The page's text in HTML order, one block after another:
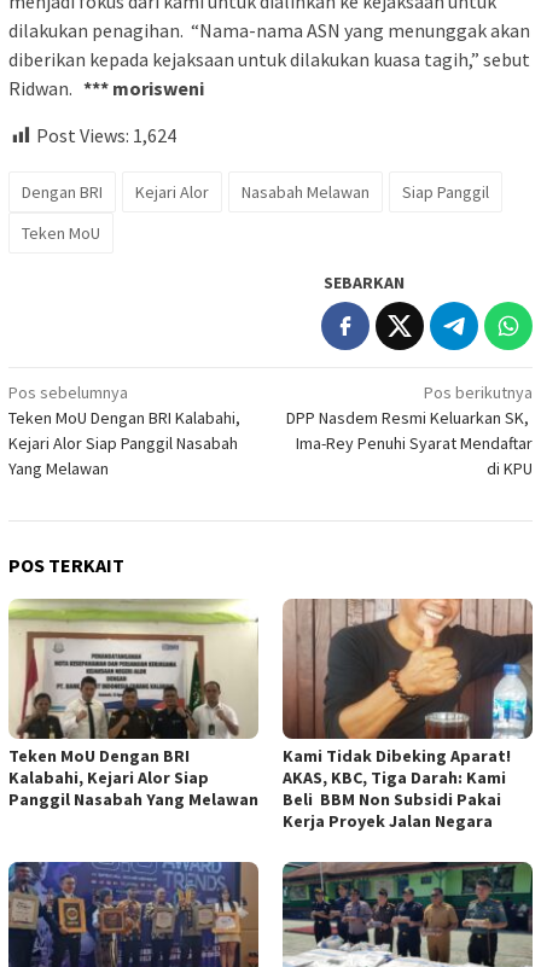
dilakukan penagihan. “Nama-nama ASN yang menunggak akan
diberikan kepada kejaksaan untuk dilakukan kuasa tagih,” sebut
Ridwan. *** morisweni
Post Views: 1,624
Dengan BRI Kejari Alor Nasabah Melawan
Siap Panggil
Teken MoU
SEBARKAN
Navigasi
pos
Pos sebelumnya
Teken MoU Dengan BRI Kalabahi,
Kejari Alor Siap Panggil Nasabah
Yang Melawan
Pos berikutnya
DPP Nasdem Resmi Keluarkan SK,
Ima-Rey Penuhi Syarat Mendaftar
di KPU
POS TERKAIT
Teken MoU Dengan BRI
Kalabahi, Kejari Alor Siap
Panggil Nasabah Yang Melawan
Kami Tidak Dibeking Aparat!
AKAS, KBC, Tiga Darah: Kami
Beli BBM Non Subsidi Pakai
Kerja Proyek Jalan Negara